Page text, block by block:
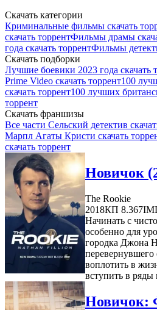
Скачать категории
Криминальные фильмы скачать
скачать торрентФильмы драмы
года скачать торрентФильмы
Скачать подборки
Лучшие боевики 2023 года скачать
Prime Video скачать торрент100
скачать торрент100 лучших
торрент
Скачать франшизы
Все части Сельский детектив
Марпл Агаты Кристи скачать
скачать торрент
Новичок
The Rookie
2018КП 8.367
Начинать с
особенно для
городка Джона
воплотить в
вступить в
Новичок: